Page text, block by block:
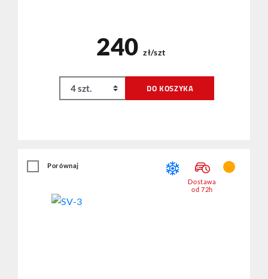
240 zł/szt
DO KOSZYKA
Porównaj
Dostawa
od 72h